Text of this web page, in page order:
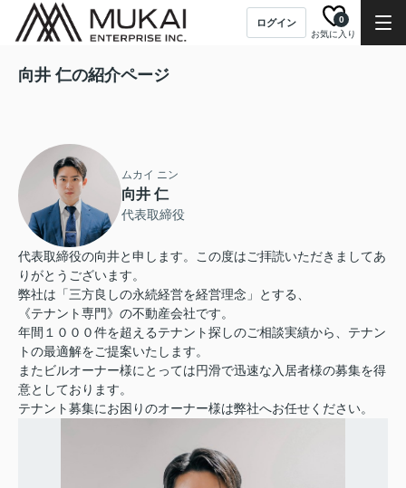
ログイン
お気に入り
0
向井 仁の紹介ページ
ムカイ ニン
向井 仁
代表取締役
代表取締役の向井と申します。この度はご拝読いただきましてあ
りがとうございます。
弊社は「三方良しの永続経営を経営理念」とする、
《テナント専門》の不動産会社です。
年間１０００件を超えるテナント探しのご相談実績から、テナン
トの最適解をご提案いたします。
またビルオーナー様にとっては円滑で迅速な入居者様の募集を得
意としております。
テナント募集にお困りのオーナー様は弊社へお任せください。